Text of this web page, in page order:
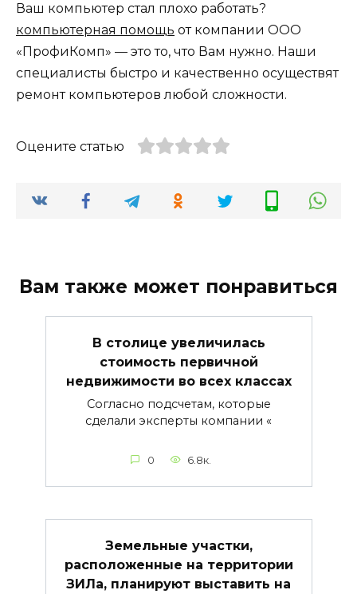
Ваш компьютер стал плохо работать?
компьютерная помощь от компании ООО
«ПрофиКомп» — это то, что Вам нужно. Наши
специалисты быстро и качественно осуществят
ремонт компьютеров любой сложности.
Оцените статью
Вам также может понравиться
В столице увеличилась
стоимость первичной
недвижимости во всех классах
Согласно подсчетам, которые
сделали эксперты компании «
0 6.8к.
Земельные участки,
расположенные на территории
ЗИЛа, планируют выставить на